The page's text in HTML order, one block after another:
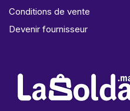
Conditions de vente
Devenir fournisseur